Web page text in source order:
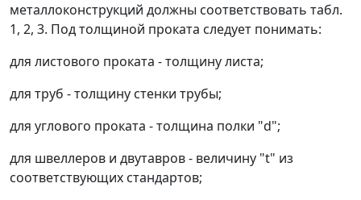
металлоконструкций должны соответствовать табл.
1, 2, 3. Под толщиной проката следует понимать:
для листового проката - толщину листа;
для труб - толщину стенки трубы;
для углового проката - толщина полки "d";
для швеллеров и двутавров - величину "t" из
соответствующих стандартов;